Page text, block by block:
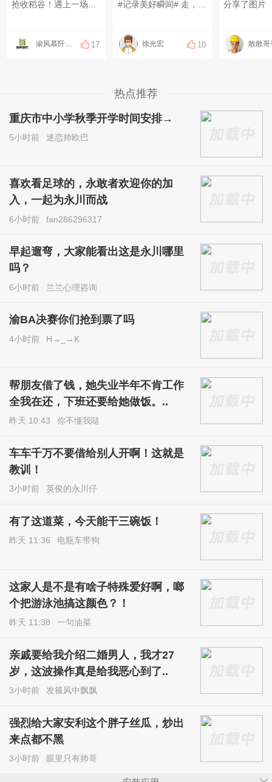
渝风慕阡香米 17 徐光宏 10
分享了图片
敢敢哥
热点推荐
重庆市中小学秋季开学时间安排→
5小时前 迷恋帅欧巴
喜欢看足球的，永敢者欢迎你的加
入，一起为永川而战
6小时前 fan286296317
早起遛弯，大家能看出这是永川哪里
吗？
6小时前 兰兰心理咨询
渝BA决赛你们抢到票了吗
4小时前 H→_→K
帮朋友借了钱，她失业半年不肯工作
全我在还，下班还要给她做饭。..
昨天 10:43 你不懂我哒
车车千万不要借给别人开啊！这就是
教训！
3小时前 英俊的永川仔
有了这道菜，今天能干三碗饭！
昨天 11:36 电瓶车带狗
这家人是不是有啥子特殊爱好啊，啷
个把游泳池搞这颜色？！
昨天 11:38 一句油菜
亲戚要给我介绍二婚男人，我才27
岁，这波操作真是给我恶心到了..
3小时前 发箍风中飘飘
强烈给大家安利这个胖子丝瓜，炒出
来点都不黑
3小时前 眼里只有帅哥